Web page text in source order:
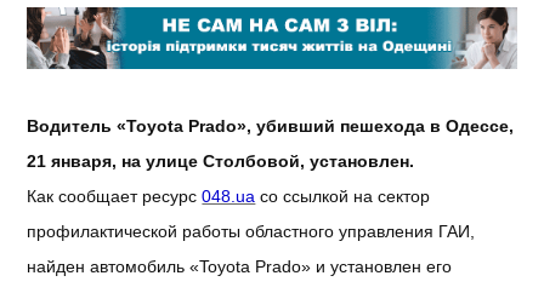
Водитель «Toyota Prado»,убивший пешехода вОдессе,
21января, на улице Столбовой,установлен.
Каксообщает ресурс 048.ua со ссылкой на сектор
профилактической работы областного управления ГАИ,
найден автомобиль «Toyota Prado» иустановлен его